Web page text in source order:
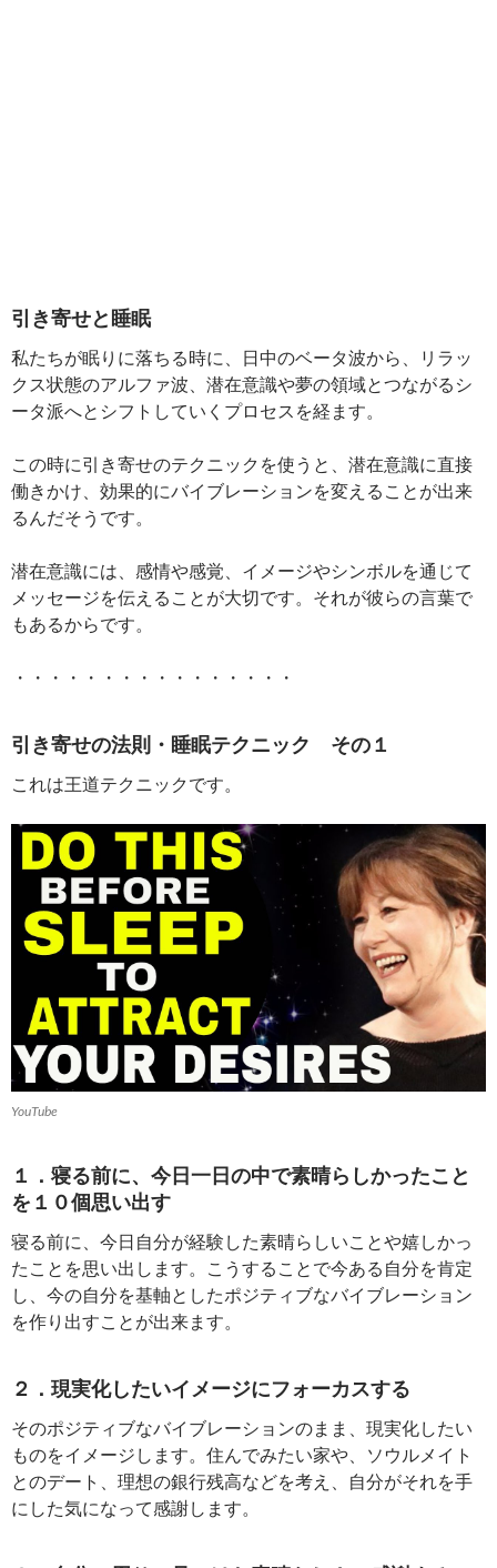
引き寄せと睡眠
私たちが眠りに落ちる時に、日中のベータ波から、リラッ
クス状態のアルファ波、潜在意識や夢の領域とつながるシ
ータ派へとシフトしていくプロセスを経ます。
この時に引き寄せのテクニックを使うと、潜在意識に直接
働きかけ、効果的にバイブレーションを変えることが出来
るんだそうです。
潜在意識には、感情や感覚、イメージやシンボルを通じて
メッセージを伝えることが大切です。それが彼らの言葉で
もあるからです。
・・・・・・・・・・・・・・・・
引き寄せの法則・睡眠テクニック その１
これは王道テクニックです。
YouTube
１．寝る前に、今日一日の中で素晴らしかったこと
を１０個思い出す
寝る前に、今日自分が経験した素晴らしいことや嬉しかっ
たことを思い出します。こうすることで今ある自分を肯定
し、今の自分を基軸としたポジティブなバイブレーション
を作り出すことが出来ます。
２．現実化したいイメージにフォーカスする
そのポジティブなバイブレーションのまま、現実化したい
ものをイメージします。住んでみたい家や、ソウルメイト
とのデート、理想の銀行残高などを考え、自分がそれを手
にした気になって感謝します。